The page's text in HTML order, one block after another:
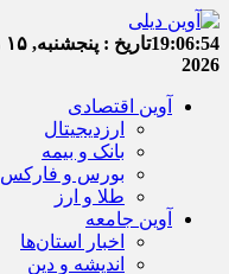
19:06:55تاریخ : پنجشنبه, ۱۵ مرداد , ۱۴۰۵
2026
آوین اقتصادی
ارزدیجیتال
بانک و بیمه
بورس و فارکس
طلا و ارز
آوین جامعه
اخبار استان‌ها
اندیشه و دین